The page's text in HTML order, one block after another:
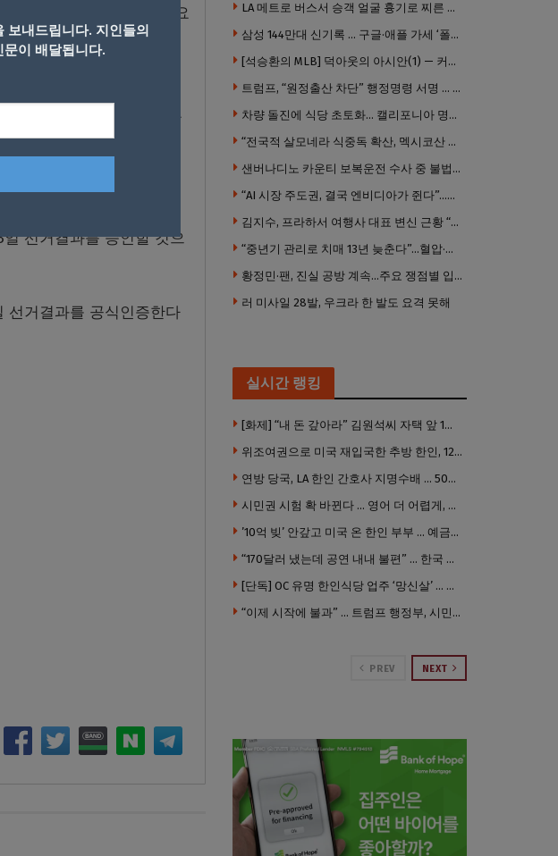
결과를 무효로 돌리는, 요
야 한다”면서 “원고측의
요구와 같다. 이같은 요
선거결과를 승인할 것으
선거결과를 공식인증한다
LA 메트로 버스서 승객 얼굴 흉기로 찌른 증오범죄 피고인, 종신형에 징역 7년 추가 선고
삼성 144만대 신기록 … 구글·애플 가세 ‘폴더블 대전’ 열린다
[석승환의 MLB] 덕아웃의 아시안(1) — 커트 스즈키가 우리에게 묻는 것
트럼프, “원정출산 차단” 행정명령 서명 … 외국 공무원 자녀도 시민권 안준다
차량 돌진에 식당 초토화… 캘리포니아 명물 버거집 “다시 일어설 수 있도록 도와주세요”
“전국적 살모네라 식중독 확산, 멕시코산 할라피뇨”– CDC
샌버나디노 카운티 보복운전 수사 중 불법 총기 20정·탄약 2만 발 압수
“AI 시장 주도권, 결국 엔비디아가 쥔다”…모건스탠리 장담
김지수, 프라하서 여행사 대표 변신 근황 “가볼 만하니…”
“중년기 관리로 치매 13년 늦춘다”…혈압·당뇨·금연 시기가 골든타임
황정민·팬, 진실 공방 계속…주요 쟁점별 입장 정리
러 미사일 28발, 우크라 한 발도 요격 못해
실시간 랭킹
[화제] “내 돈 갚아라” 김원석씨 자택 앞 1인 광대 시위 … 한인 투자사, “108만 달러 못받아”
위조여권으로 미국 재입국한 추방 한인, 120만 달러 은행 사기 행각
연방 당국, LA 한인 간호사 지명수배 … 500만 달러 메디캐어 사기, 선고 직전 한국 도주
시민권 시험 확 바뀐다 … 영어 더 어렵게, 민간시험 도입 추진
’10억 빚’ 안갚고 미국 온 한인 부부 … 예금보험공사, 미국서 소송
“170달러 냈는데 공연 내내 불편” … 한국 코미디언 LA공연, 음향 불량에 외모 비하 개그 논란
[단독] OC 유명 한인식당 업주 ‘망신살’ … 육류대금 안 갚자 식당서 공개추심
“이제 시작에 불과” … 트럼프 행정부, 시민권 박탈 본격화
PREV NEXT
보내드립니다. 지인들의
이 배달됩니다.